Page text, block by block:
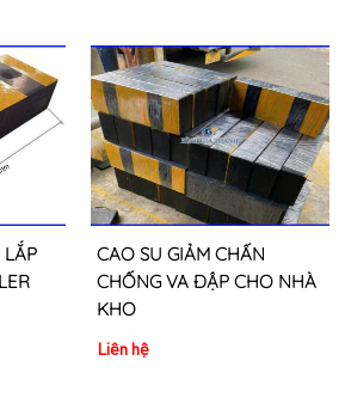
LẮP
CAO SU GIẢM CHẤN
CHỐNG VA ĐẬP CHO NHÀ
KHO
Liên hệ